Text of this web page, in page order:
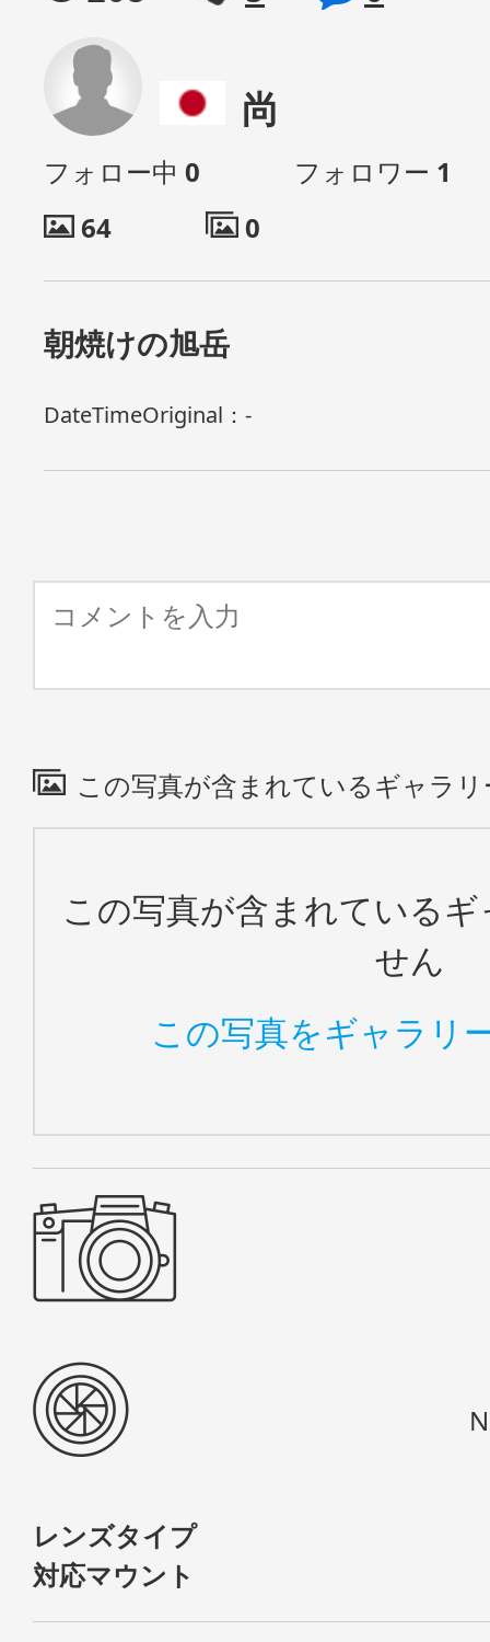
尚
フォロー中 0 フォロワー 1
64
0
朝焼けの旭岳
DateTimeOriginal： -
この写真が含まれているギャラリ
この写真が含まれている
せん
この写真をギャラリ
レンズタイプ
対応マウント